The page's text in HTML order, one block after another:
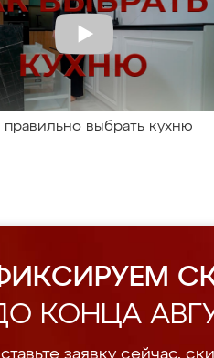
правильно выбрать кухню
КОНЦА
заявку сейчас,